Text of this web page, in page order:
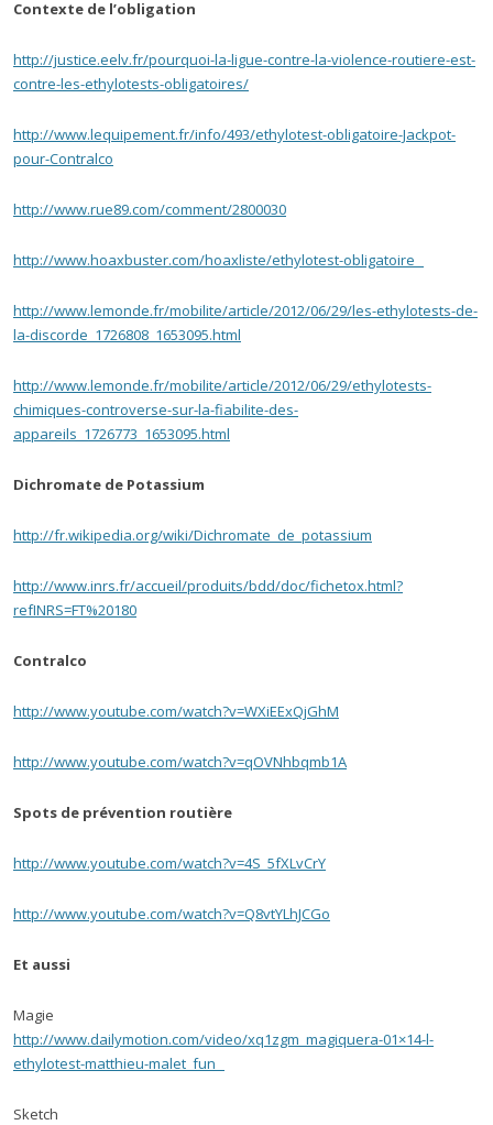
Contexte de l’obligation
http://justice.eelv.fr/pourquoi-la-ligue-contre-la-violence-routiere-est-
contre-les-ethylotests-obligatoires/
http://www.lequipement.fr/info/493/ethylotest-obligatoire-Jackpot-
pour-Contralco
http://www.rue89.com/comment/2800030
http://www.hoaxbuster.com/hoaxliste/ethylotest-obligatoire
http://www.lemonde.fr/mobilite/article/2012/06/29/les-ethylotests-de-
la-discorde_1726808_1653095.html
http://www.lemonde.fr/mobilite/article/2012/06/29/ethylotests-
chimiques-controverse-sur-la-fiabilite-des-
appareils_1726773_1653095.html
Dichromate de Potassium
http://fr.wikipedia.org/wiki/Dichromate_de_potassium
http://www.inrs.fr/accueil/produits/bdd/doc/fichetox.html?
refINRS=FT%20180
Contralco
http://www.youtube.com/watch?v=WXiEExQjGhM
http://www.youtube.com/watch?v=qOVNhbqmb1A
Spots de prévention routière
http://www.youtube.com/watch?v=4S_5fXLvCrY
http://www.youtube.com/watch?v=Q8vtYLhJCGo
Et aussi
Magie
http://www.dailymotion.com/video/xq1zgm_magiquera-01×14-l-
ethylotest-matthieu-malet_fun
Sketch